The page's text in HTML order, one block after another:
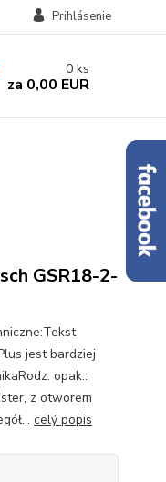
Prihlásenie
0 ks
za 0,00 EUR
GSR18-2-
jest bardziej
opak.:
z otworem
celý popis